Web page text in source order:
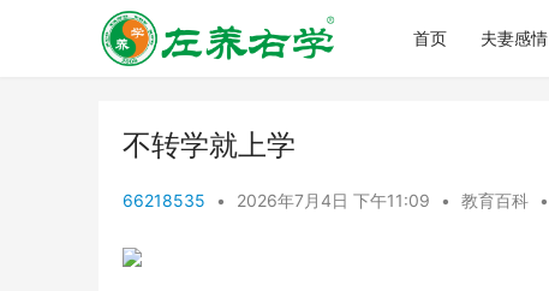
首页 夫妻感情
不转学就上学
66218535 • 2026年7月4日 下午11:09 • 教育百科 •